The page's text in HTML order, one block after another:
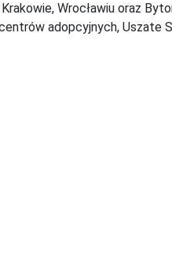
Wrocławiu oraz
adopcyjnych, Uszate